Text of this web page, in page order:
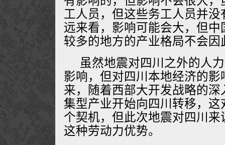
工人员，但这些务工人员并
远来看，影响可能会大，但
较多的地方的产业格局不会因
虽然地震对四川之外的人
影响，但对四川本地经济的
来，随着西部大开发战略的
集型产业开始向四川转移，
个契机，但此次地震对四川
这种劳动力优势。